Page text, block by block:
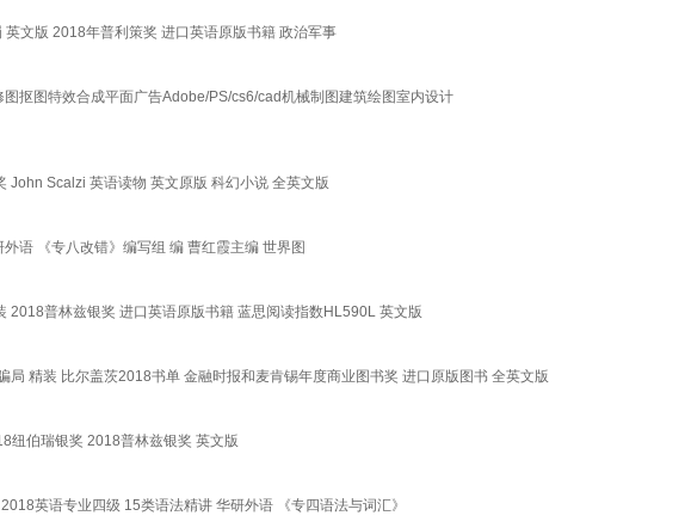
文版 2018年普利策奖 进口英语原版书籍 政治军事
抠图特效合成平面广告Adobe/PS/cs6/cad机械制图建筑绘图室内设计
Scalzi 英语读物 英文原版 科幻小说 全英文版
语 《专八改错》编写组 编 曹红霞主编 世界图
2018普林兹银奖 进口英语原版书籍 蓝思阅读指数HL590L 英文版
局 精装 比尔盖茨2018书单 金融时报和麦肯锡年度商业图书奖 进口原版图书 全英文版
纽伯瑞银奖 2018普林兹银奖 英文版
英语专业四级 15类语法精讲 华研外语 《专四语法与词汇》